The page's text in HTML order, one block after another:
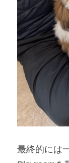
最終的には